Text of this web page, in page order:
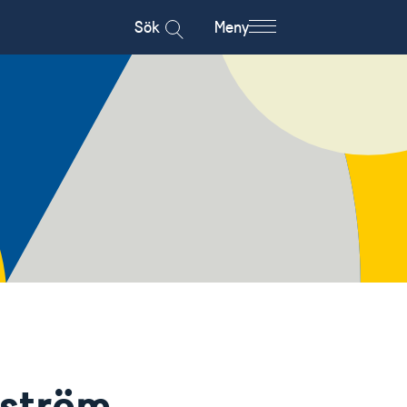
Sök Meny